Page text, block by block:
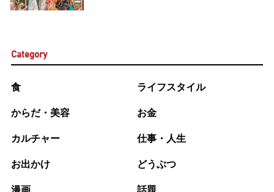
Category
食 ライフスタイル
からだ・美容 お金
カルチャー 仕事・人生
お出かけ どうぶつ